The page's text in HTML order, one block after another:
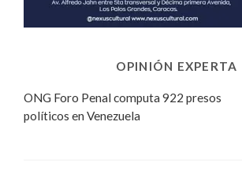
OPINIÓN EXPERTA
ONG Foro Penal computa 922 presos
políticos en Venezuela